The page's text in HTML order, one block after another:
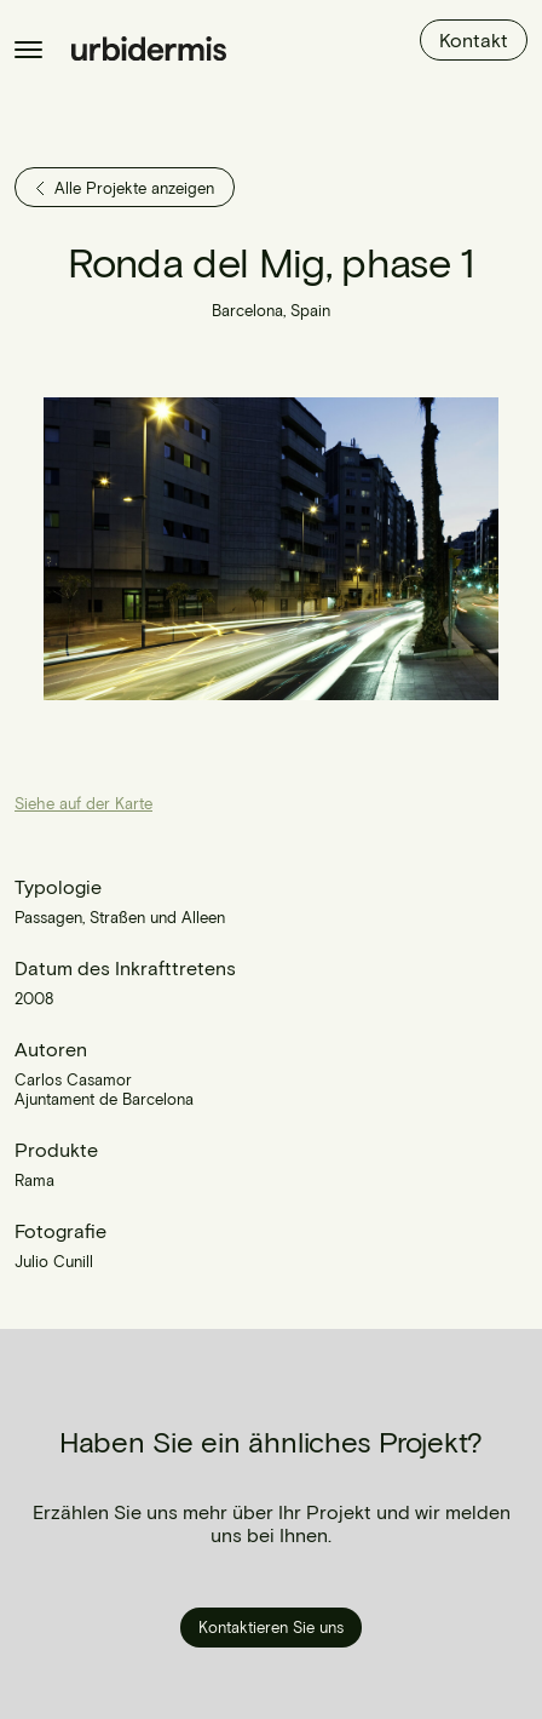
Kontakt
Alle Projekte anzeigen
Ronda del Mig, phase 1
Barcelona, Spain
Siehe auf der Karte
Typologie
Passagen, Straßen und Alleen
Datum des Inkrafttretens
2008
Autoren
Carlos Casamor
Ajuntament de Barcelona
Produkte
Rama
Fotografie
Julio Cunill
Haben Sie ein ähnliches Projekt?
Erzählen Sie uns mehr über Ihr Projekt und wir melden
uns bei Ihnen.
Kontaktieren Sie uns